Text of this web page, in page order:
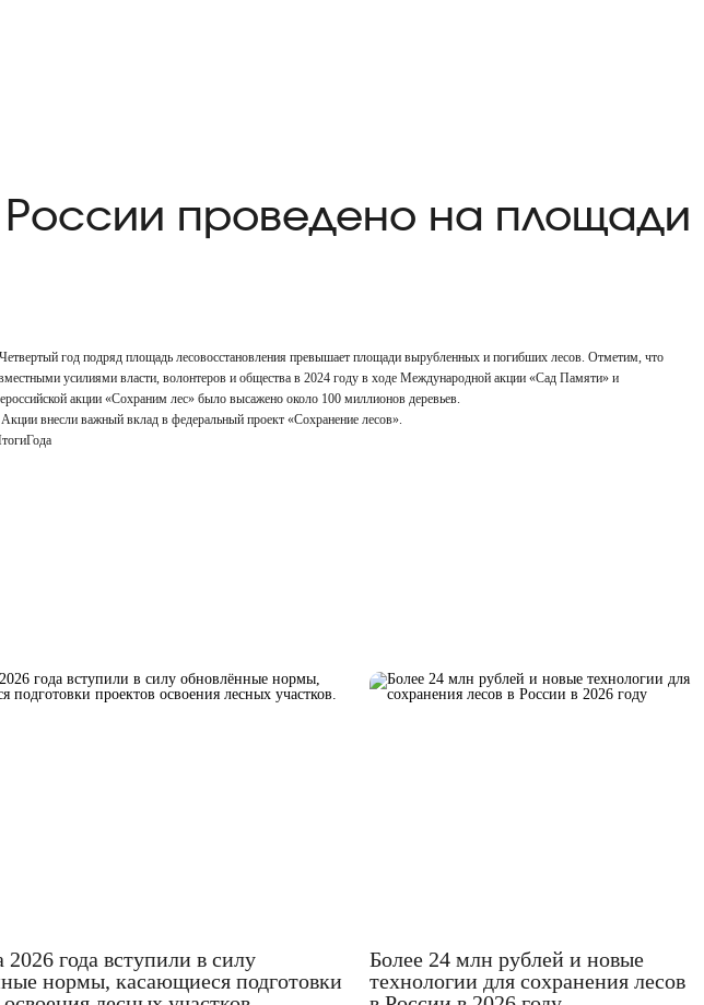
России проведено на площади
год подряд площадь лесовосстановления превышает площади вырубленных и погибших лесов. Отметим, что
усилиями власти, волонтеров и общества в 2024 году в ходе Международной акции «Сад Памяти» и
акции «Сохраним лес» было высажено около 100 миллионов деревьев.
внесли важный вклад в федеральный проект «Сохранение лесов».
2026 года вступили в силу
нормы, касающиеся подготовки
Более 24 млн рублей и новые
технологии для сохранения лесов